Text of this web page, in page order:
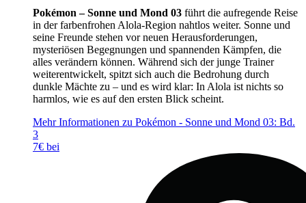
Pokémon – Sonne und Mond 03 führt die aufregende Reise
in der farbenfrohen Alola-Region nahtlos weiter. Sonne und
seine Freunde stehen vor neuen Herausforderungen,
mysteriösen Begegnungen und spannenden Kämpfen, die
alles verändern können. Während sich der junge Trainer
weiterentwickelt, spitzt sich auch die Bedrohung durch
dunkle Mächte zu – und es wird klar: In Alola ist nichts so
harmlos, wie es auf den ersten Blick scheint.
Mehr Informationen zu Pokémon - Sonne und Mond 03: Bd.
3
7€ bei